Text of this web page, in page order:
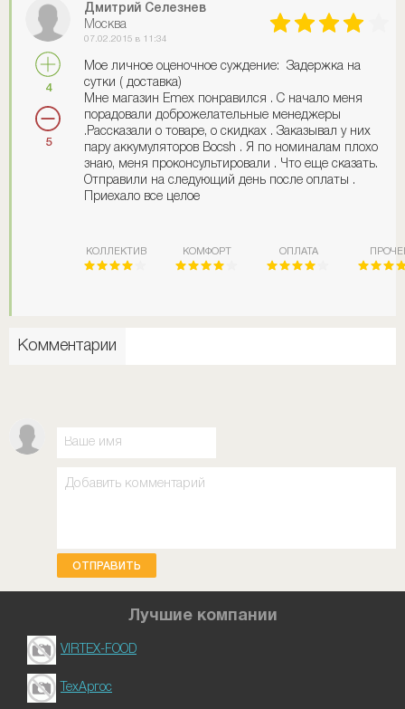
4
5
Дмитрий Селезнев
Москва
07.02.2015 в 11:34
Мое личное оценочное суждение: Задержка на
сутки ( доставка)
Мне магазин Emex понравился . С начало меня
порадовали доброжелательные менеджеры
.Рассказали о товаре, о скидках . Заказывал у них
пару аккумуляторов Bocsh . Я по номиналам плохо
знаю, меня проконсультировали . Что еще сказать.
Отправили на следующий день после оплаты .
Приехало все целое
КОЛЛЕКТИВ КОМФОРТ ОПЛАТА
Комментарии
ОТПРАВИТЬ
Лучшие компании
VIRTEX-FOOD
ТехАргос